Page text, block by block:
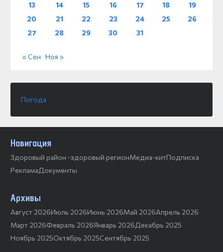
13
14 15 16 17 18
19
20
21 22 23 24 25
26
27
28 29 30 31
« Сен Ноя »
Погода
Навигация
Здоровый район -здоровый регионМедиа-китПодписка
РекламаДокументы
Архивы
Август 2026Июль 2026Июнь 2026Май 2026Апрель 2026
Март 2026Февраль 2026Январь 2026Декабрь 2025
Ноябрь 2025Октябрь 2025Сентябрь 2025